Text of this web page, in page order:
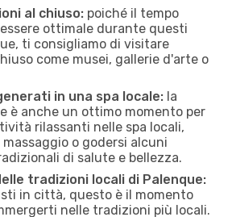
al chiuso: poiché il tempo
ottimale durante questi
ti consigliamo di visitare
come musei, gallerie d'arte o
in una spa locale: la
è anche un ottimo momento per
rilassanti nelle spa locali,
o godersi alcuni
di salute e bellezza.
tradizioni locali di Palenque:
in città, questo è il momento
nelle tradizioni più locali.